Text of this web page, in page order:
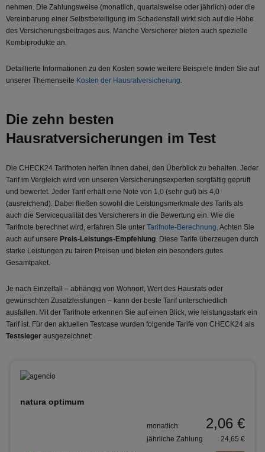
nehmen. Die Zahlungsweise (monatlich, quartalsweise oder jährlich) oder die
Vereinbarung einer Selbstbeteiligung im Schadensfall wirkt sich auf die Höhe
des Versicherungsbeitrages aus. Manche Versicherer bieten auch spezielle
Kombiprodukte an.
Detaillierte Informationen zu den Kosten sowie weitere Beispiele finden Sie auf
unserer Themenseite Kosten der Hausratversicherung.
Die zehn besten
Hausratversicherungen im Test
Die CHECK24 Tarifnoten helfen Ihnen dabei, den Überblick zu behalten. Jeder
Tarif im Vergleich wird von unseren Versicherungsexperten sorgfältig geprüft
und bewertet. Jeder Tarif erhält eine Note von 1,0 (sehr gut) bis 4,0
(ausreichend). Dabei fließen sowohl die Leistungsmerkmale des Tarifs als
auch die Servicequalität des Versicherers in die Bewertung ein. Wie die
Tarifnote berechnet wird, erfahren Sie unter Tarifnote-Berechnung. Achten Sie
auch auf unsere Preis-Leistungs-Empfehlung. Diese Tarife überzeugen durch
starke Leistungen zu fairen Preisen und bieten ein besonders gutes
Gesamtpaket.
Je nach Einzelfall – abhängig von Wohnort, Wert des Hausrats oder
gewünschten Zusatzleistungen – kann der beste Tarif unterschiedlich
ausfallen. Mit der Tarifnote erkennen Sie auf einen Blick, wie leistungsstark ein
Tarif ist. Für den aktuellen Testcase wurden folgende Tarife von CHECK24 als
Testsieger ausgezeichnet:
natura optimum
monatlich 2,06 €
jährliche Zahlung 24,65 €